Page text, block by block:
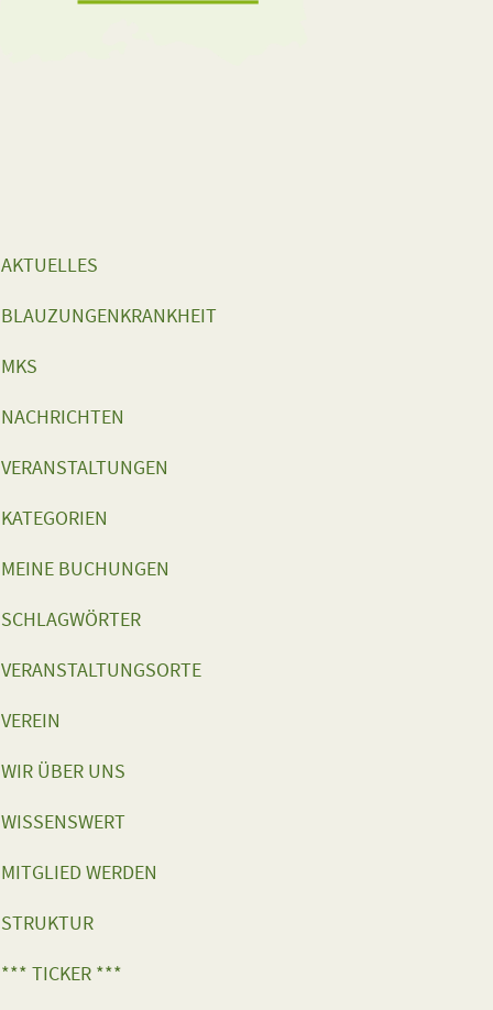
AKTUELLES
BLAUZUNGENKRANKHEIT
MKS
NACHRICHTEN
VERANSTALTUNGEN
KATEGORIEN
MEINE BUCHUNGEN
SCHLAGWÖRTER
VERANSTALTUNGSORTE
VEREIN
WIR ÜBER UNS
WISSENSWERT
MITGLIED WERDEN
STRUKTUR
*** TICKER ***